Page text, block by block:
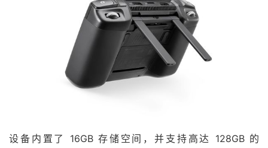
设备内置了 16GB 存储空间，并支持高达 128GB 的